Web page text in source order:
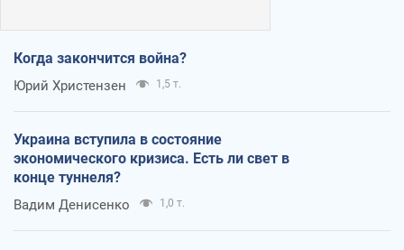
Когда закончится война?
Юрий Христензен 1,5 т.
Украина вступила в состояние
экономического кризиса. Есть ли свет в
конце туннеля?
Вадим Денисенко 1,0 т.